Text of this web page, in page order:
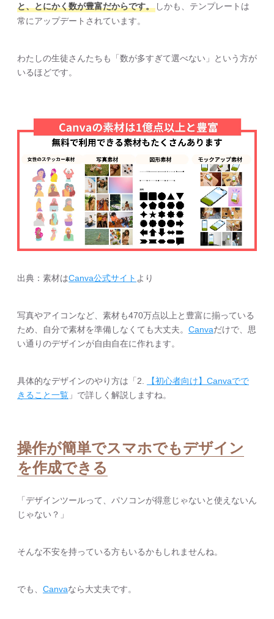
と、とにかく数が豊富だからです。 しかも、テンプレートは
常にアップデートされています。
わたしの生徒さんたちも「数が多すぎて選べない」という方が
いるほどです。
出典：素材はCanva公式サイト より
写真やアイコンなど、素材も470万点以上と豊富に揃っている
ため、自分で素材を準備しなくても大丈夫。 Canvaだけで、思
い通りのデザインが自由自在に作れます。
具体的なデザインのやり方は「2.
【初心者向け】Canvaでで
きること一覧 」で詳しく解説しますね。
操作が簡単でスマホでもデザイン
を作成できる
「デザインツールって、パソコンが得意じゃないと使えないん
じゃない？」
そんな不安を持っている方もいるかもしれませんね。
でも、 Canvaなら大丈夫です。